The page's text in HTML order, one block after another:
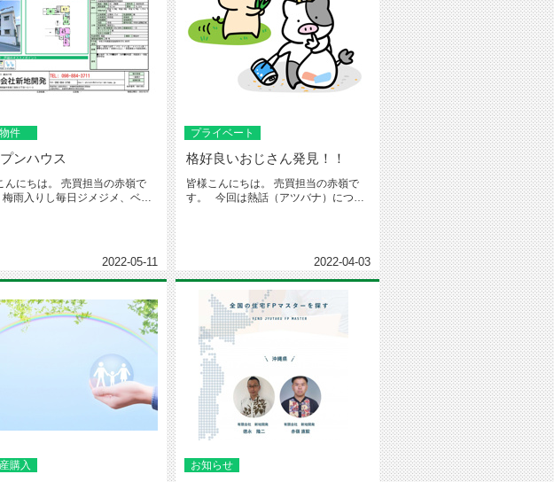
件
ンハウス
は。 売買担当の赤嶺で
2022-05-11
プライベート
格好良いおじさん発見！！
皆様こんにちは。 売買担当の赤嶺で
す。 今回は熱話（アツバナ）につい
2022-04-03
購入 お知らせ